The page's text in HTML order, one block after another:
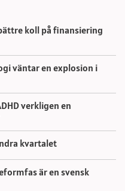
koll på finansiering
väntar en explosion i
verkligen en
kvartalet
är en svensk